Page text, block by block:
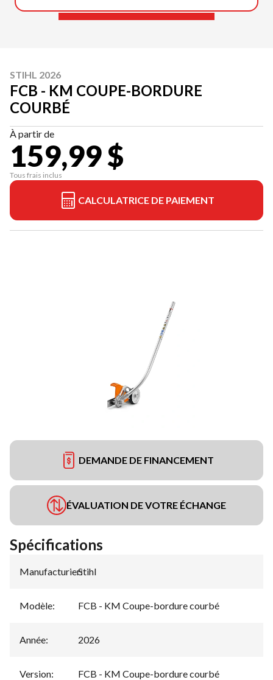
STIHL 2026
FCB - KM COUPE-BORDURE
COURBÉ
À partir de
159,99 $
Tous frais inclus
CALCULATRICE DE PAIEMENT
DEMANDE DE FINANCEMENT
ÉVALUATION DE VOTRE ÉCHANGE
Spécifications
Manufacturier:
Stihl
Modèle: FCB - KM Coupe-bordure courbé
Année: 2026
Version: FCB - KM Coupe-bordure courbé